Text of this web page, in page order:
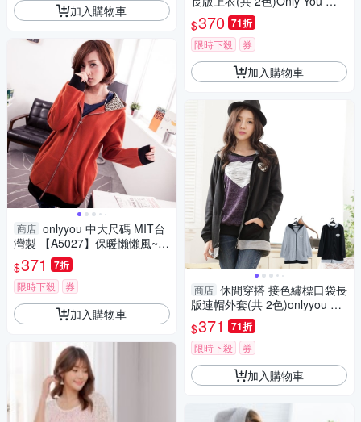
加入購物車
商店 onlyyou 中大尺碼 MIT台
灣製 【A5027】保暖懶懶風~~
豹紋星星項鍊接色刷毛大口袋
長版外套(共 2色)
$371 7折
限時下殺 券
加入購物車
大尺碼 MIT台灣製 【A1145】
$370 71折
限時下殺 券
加入購物車
商店 休閒穿搭 接色繡標口袋長
版連帽外套(共 2色)onlyyou 中
大尺碼 MIT台灣製 【A3586】
$371 71折
限時下殺 券
加入購物車